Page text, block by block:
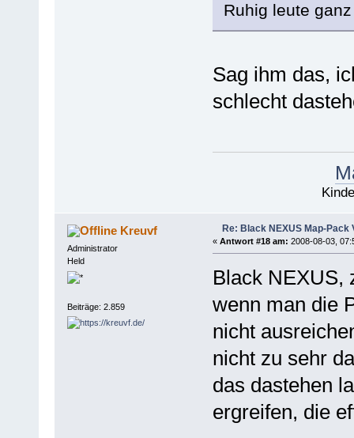
Ruhig leute
Sag ihm das,
schlecht
Kreuvf
Administrator
Held
Beiträge: 2.859
Re: Black NEXUS Map-Pack
« Antwort #18 am: 2008-08-03,
Black NEXUS,
wenn man die
nicht
nicht zu sehr
das dastehen
ergreifen, die